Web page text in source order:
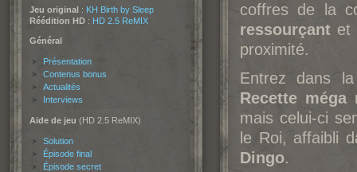
Jeu original : KH Birth by Sleep
Réédition HD : HD 2.5 ReMIX
Général
Présentation
Contenus bonus
Actualités
Interviews
Aide de jeu (HD 2.5 ReMIX)
Solution
Épisode final
Épisode secret
coffres de la
ressourçant et
proximité.
Entrez dans
Recette méga
mais celui-ci
le Roi, affaibli
Dingo.